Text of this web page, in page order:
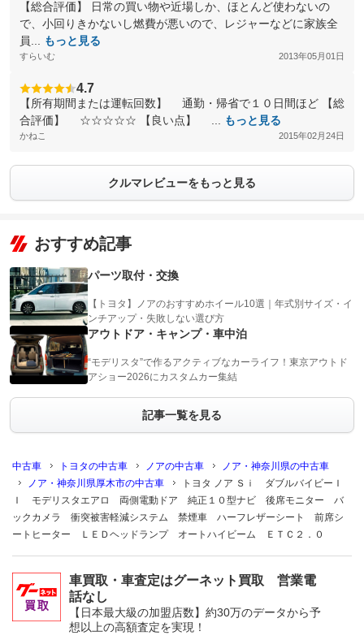
【総合評価】 日常の買い物や近場しか、ほとんど使わないの
で、小回りきかないし燃費が悪いので、レジャーなどに家族全
員...
もっと見る
すらいむ 2013年05月01日
4.7
【所有期間または運転回数】 通勤・帰省で１０日間ほど 【総
合評価】 ☆☆☆☆☆ 【良い点】 ...
もっと見る
かねこ 2015年02月24日
クルマレビューをもっと見る
おすすめ記事
パーツ取付・交換
【トヨタ】ノアのおすすめホイール10選｜年式別サイズ・イ
ンチアップ・失敗しない選び方
アウトドア・キャンプ・車中泊
“モデリスタ”で作るアクティブなカーライフ！東京アウトド
アショー2026にカスタムカー集結
記事一覧を見る
中古車 トヨタの中古車 ノアの中古車
ノア・神奈川県の中古車
ノア・神奈川県厚木市の中古車
トヨタ ノア Ｓｉ ダブルバイビーＩ
Ｉ モデリスタエアロ 両側電動ドア 純正１０型ナビ 後席モニター バ
ックカメラ 衝突被害軽減システム 禁煙車 ハーフレザーシート 前席シ
ートヒーター ＬＥＤヘッドランプ オートハイビーム ＥＴＣ２．０
車買取・車査定はグーネット買取 営業電
話なし
【日本最大級の加盟店数】約30万のデータから予
想以上の高額査定を実現！